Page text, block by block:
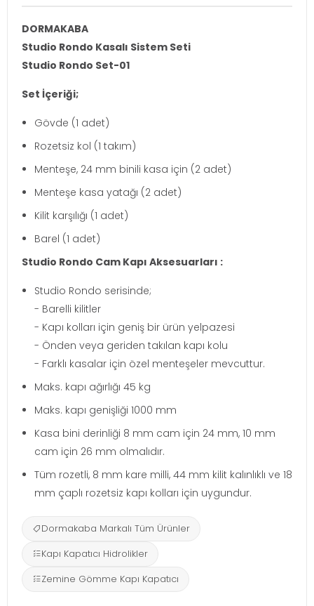
DORMAKABA
Studio Rondo Kasalı Sistem Seti
Studio Rondo Set-01
Set İçeriği;
Gövde (1 adet)
Rozetsiz kol (1 takım)
Menteşe, 24 mm binili kasa için (2 adet)
Menteşe kasa yatağı (2 adet)
Kilit karşılığı (1 adet)
Barel (1 adet)
Studio Rondo Cam Kapı Aksesuarları :
Studio Rondo serisinde;
- Barelli kilitler
- Kapı kolları için geniş bir ürün yelpazesi
- Önden veya geriden takılan kapı kolu
- Farklı kasalar için özel menteşeler mevcuttur.
Maks. kapı ağırlığı 45 kg
Maks. kapı genişliği 1000 mm
Kasa bini derinliği 8 mm cam için 24 mm, 10 mm
cam için 26 mm olmalıdır.
Tüm rozetli, 8 mm kare milli, 44 mm kilit kalınlıklı ve 18
mm çaplı rozetsiz kapı kolları için uygundur.
Dormakaba Markalı Tüm Ürünler
Kapı Kapatıcı Hidrolikler
Zemine Gömme Kapı Kapatıcı